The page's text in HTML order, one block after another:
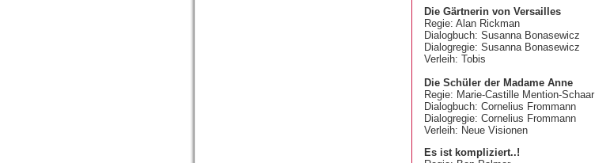
Die Gärtnerin von Versailles
Regie: Alan Rickman
Dialogbuch: Susanna Bonasewicz
Dialogregie: Susanna Bonasewicz
Verleih: Tobis
Die Schüler der Madame Anne
Regie: Marie-Castille Mention-Schaar
Dialogbuch: Cornelius Frommann
Dialogregie: Cornelius Frommann
Verleih: Neue Visionen
Es ist kompliziert..!